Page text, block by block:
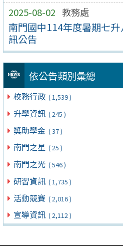
2025-08-02 教務處
南門國中114年度暑期七
訊公告
依公告類別彙總
校務行政 ( 1,539 )
升學資訊 ( 245 )
獎助學金 ( 37 )
南門之星 ( 25 )
南門之光 ( 546 )
研習資訊 ( 1,735 )
活動競賽 ( 2,016 )
宣導資訊 ( 2,112 )